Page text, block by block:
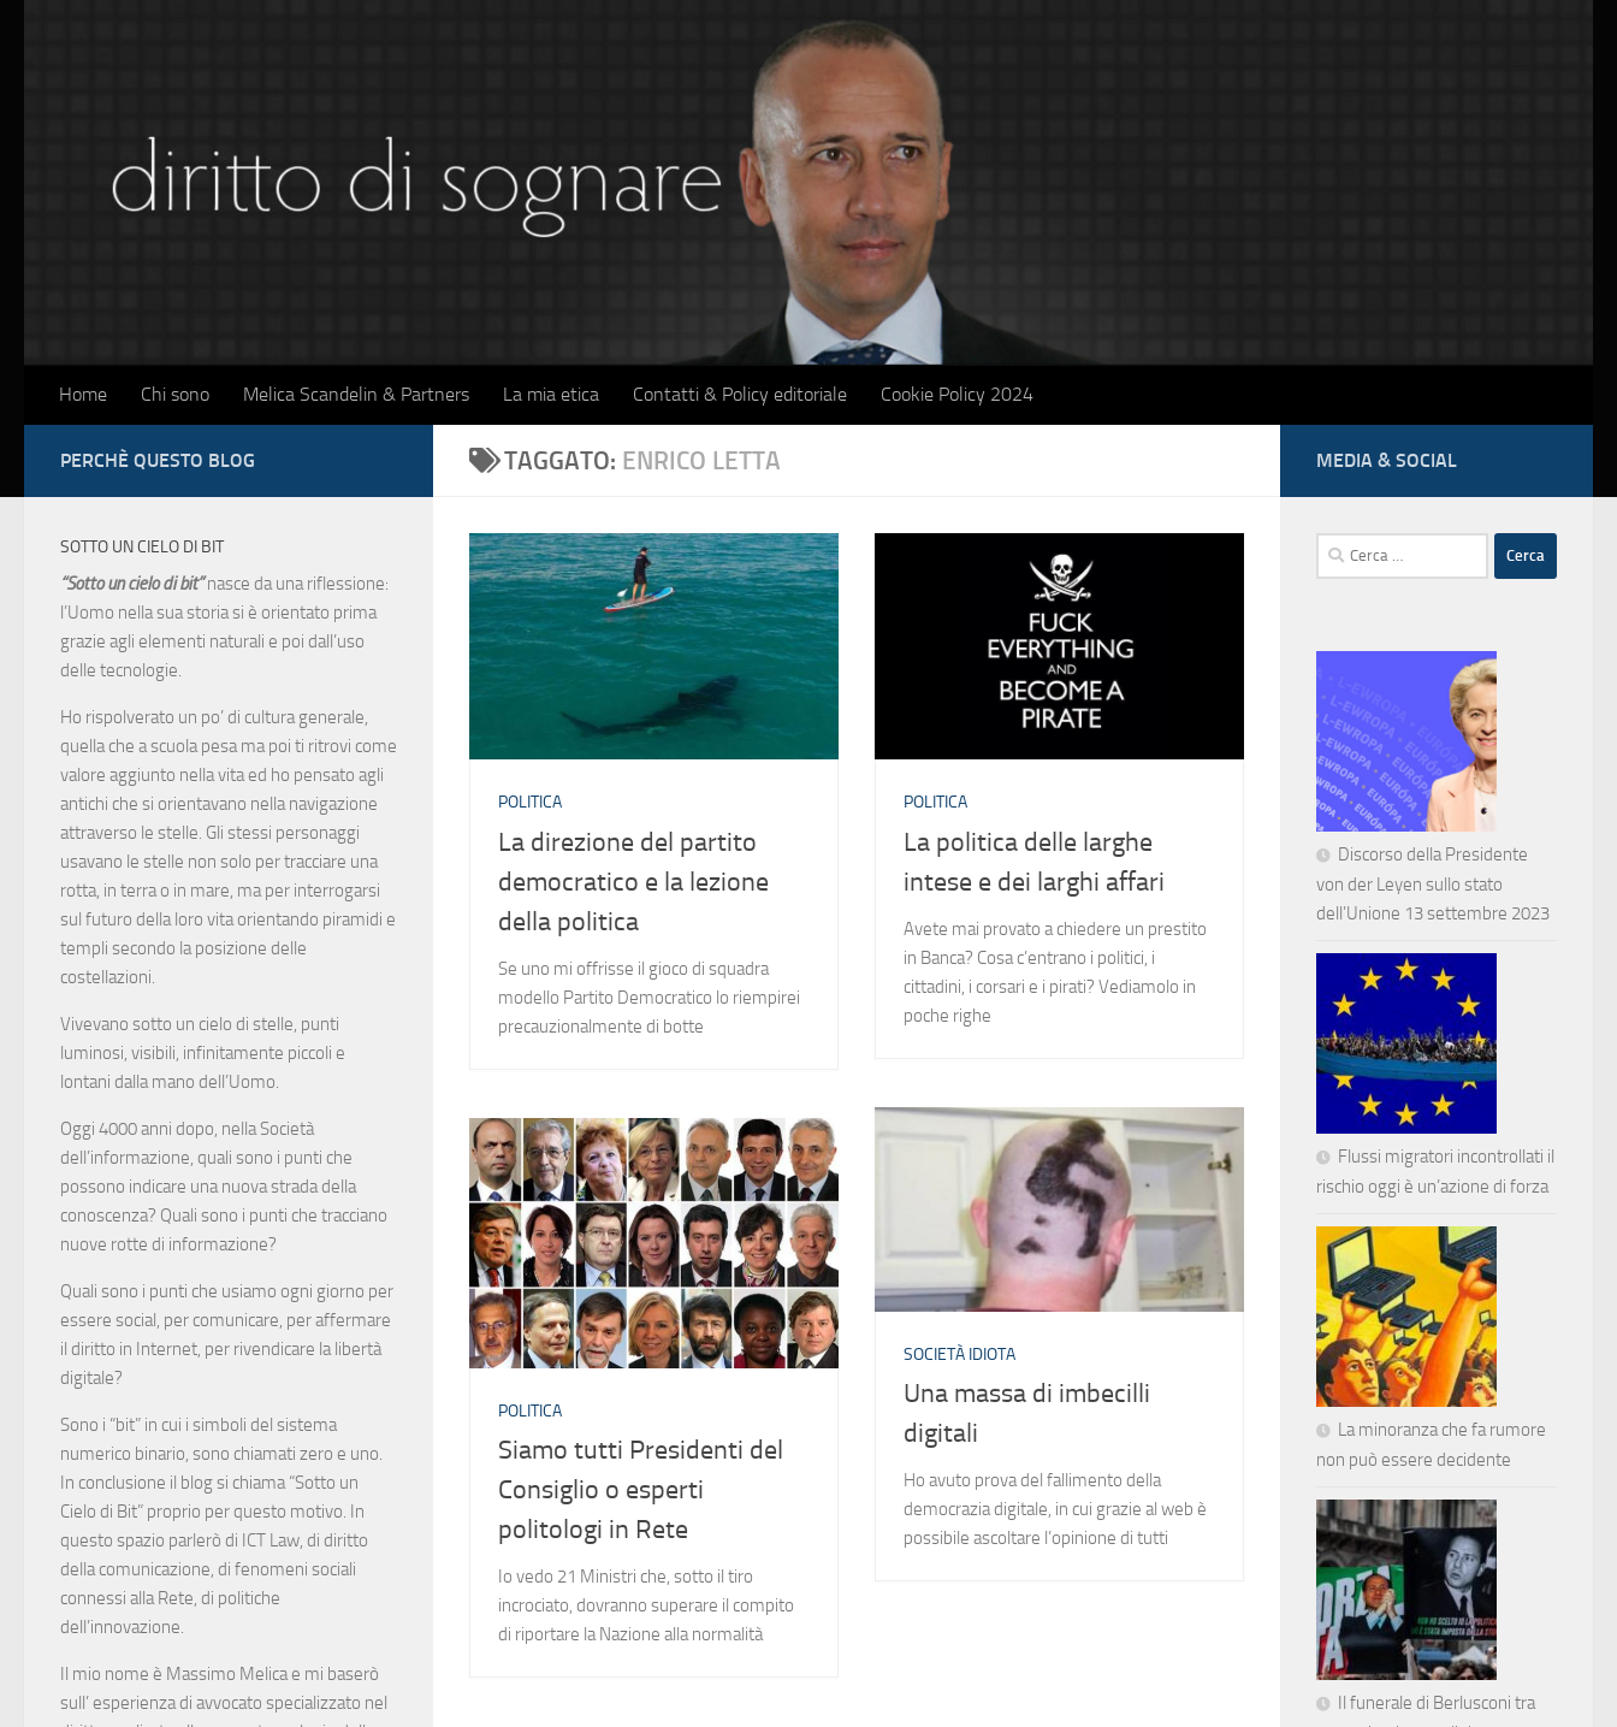
Home Chi sono Melica Scandelin & Partners La mia etica Contatti & Policy editoriale Cookie Policy 2024
TAGGATO: ENRICO LETTA
POLITICA
La direzione del partito
democratico e la lezione
della politica
Se uno mi offrisse il gioco di squadra
modello Partito Democratico lo riempirei
precauzionalmente di botte
POLITICA
La politica delle larghe
intese e dei larghi affari
Avete mai provato a chiedere un prestito
in Banca? Cosa c’entrano i politici, i
cittadini, i corsari e i pirati? Vediamolo in
poche righe
SOCIETÀ IDIOTA
Una massa di imbecilli
digitali
Ho avuto prova del fallimento della
democrazia digitale, in cui grazie al web è
possibile ascoltare l’opinione di tutti
POLITICA
Siamo tutti Presidenti del
Consiglio o esperti
politologi in Rete
Io vedo 21 Ministri che, sotto il tiro
incrociato, dovranno superare il compito
di riportare la Nazione alla normalità
PERCHÈ QUESTO BLOG
SOTTO UN CIELO DI BIT
“Sotto un cielo di bit”nasce da una riflessione:
l’Uomo nella sua storia si è orientato prima
grazie agli elementi naturali e poi dall’uso
delle tecnologie.
Ho rispolverato un po’ di cultura generale,
quella che a scuola pesa ma poi ti ritrovi come
valore aggiunto nella vita ed ho pensato agli
antichi che si orientavano nella navigazione
attraverso le stelle. Gli stessi personaggi
usavano le stelle non solo per tracciare una
rotta, in terra o in mare, ma per interrogarsi
sul futuro della loro vita orientando piramidi e
templi secondo la posizione delle
costellazioni.
Vivevano sotto un cielo di stelle, punti
luminosi, visibili, infinitamente piccoli e
lontani dalla mano dell’Uomo.
Oggi 4000 anni dopo, nella Società
dell’informazione, quali sono i punti che
possono indicare una nuova strada della
conoscenza? Quali sono i punti che tracciano
nuove rotte di informazione?
Quali sono i punti che usiamo ogni giorno per
essere social, per comunicare, per affermare
il diritto in Internet, per rivendicare la libertà
digitale?
Sono i “bit” in cui i simboli del sistema
numerico binario, sono chiamati zero e uno.
In conclusione il blog si chiama “Sotto un
Cielo di Bit” proprio per questo motivo. In
questo spazio parlerò di ICT Law, di diritto
della comunicazione, di fenomeni sociali
connessi alla Rete, di politiche
dell’innovazione.
Il mio nome è Massimo Melica e mi baserò
sull’ esperienza di avvocato specializzato nel
MEDIA & SOCIAL
Ricerca
per:
Discorso della Presidente
von der Leyen sullo stato
dell’Unione 13 settembre 2023
Flussi migratori incontrollati il
rischio oggi è un’azione di forza
La minoranza che fa rumore
non può essere decidente
Il funerale di Berlusconi tra